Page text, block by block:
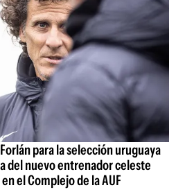
para la selección uruguaya
del nuevo entrenador celeste
el Complejo de la AUF